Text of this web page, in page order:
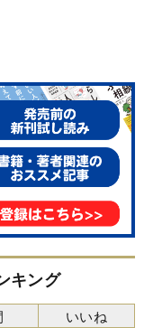
キング
いいね